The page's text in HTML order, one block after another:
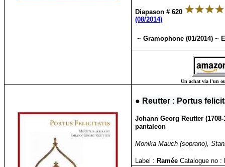
Diapason # 620
(08/2014)
~ Gramophone (01/2014) ~
Un achat via l'un
● Reutter : Portus
Johann Georg Reutter
pantaleon
Monika Mauch (soprano),
Label : RaméeCatalogue no :